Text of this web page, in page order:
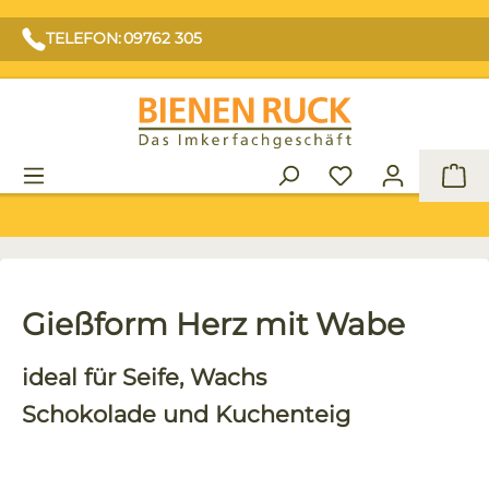
TELEFON: 09762 305
Gießform Herz mit Wabe
ideal für Seife, Wachs
Schokolade und Kuchenteig